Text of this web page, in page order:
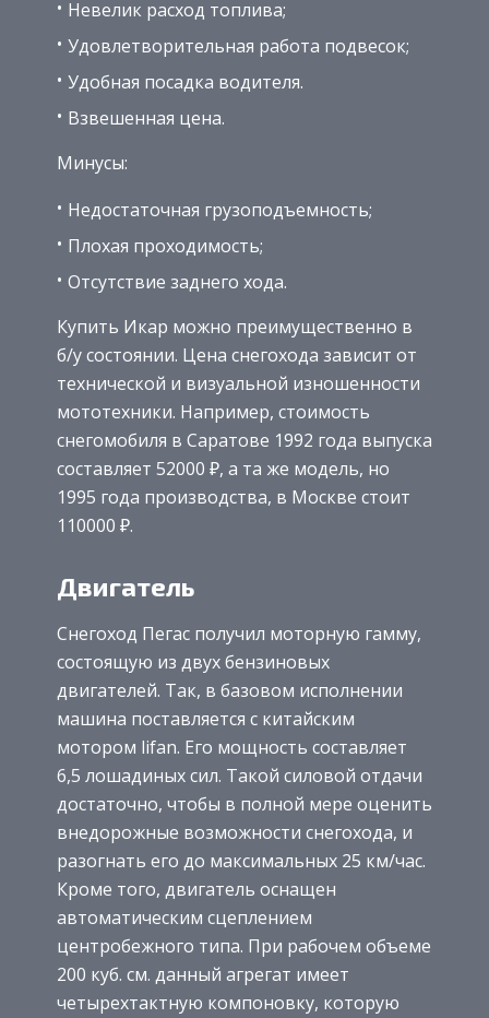
Невелик расход топлива;
Удовлетворительная работа подвесок;
Удобная посадка водителя.
Взвешенная цена.
Минусы:
Недостаточная грузоподъемность;
Плохая проходимость;
Отсутствие заднего хода.
Купить Икар можно преимущественно в
б/у состоянии. Цена снегохода зависит от
технической и визуальной изношенности
мототехники. Например, стоимость
снегомобиля в Саратове 1992 года выпуска
составляет 52000 ₽, а та же модель, но
1995 года производства, в Москве стоит
110000 ₽.
Двигатель
Снегоход Пегас получил моторную гамму,
состоящую из двух бензиновых
двигателей. Так, в базовом исполнении
машина поставляется с китайским
мотором lifan. Его мощность составляет
6,5 лошадиных сил. Такой силовой отдачи
достаточно, чтобы в полной мере оценить
внедорожные возможности снегохода, и
разогнать его до максимальных 25 км/час.
Кроме того, двигатель оснащен
автоматическим сцеплением
центробежного типа. При рабочем объеме
200 куб. см. данный агрегат имеет
четырехтактную компоновку, которую